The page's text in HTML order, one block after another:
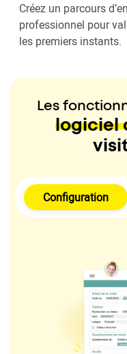
Créez un parcours
professionnel pour
les premiers instants.
Les
logiciel
Configuration